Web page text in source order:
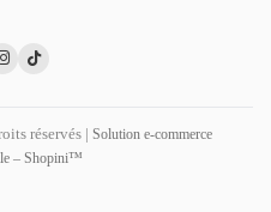
réservés | Solution e-commerce
– Shopini™